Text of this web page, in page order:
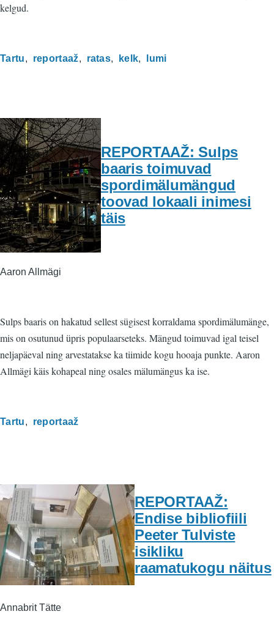
kelgud.
Tartu reportaaž ratas kelk lumi
REPORTAAŽ: Sulps
baaris toimuvad
spordimälumängud
toovad lokaali inimesi
täis
Aaron Allmägi
Sulps baaris on hakatud sellest sügisest korraldama spordimälumänge,
mis on osutunud üpris populaarseteks. Mängud toimuvad igal teisel
neljapäeval ning arvestatakse ka tiimide kogu hooaja punkte. Aaron
Allmägi käis kohapeal ning osales mälumängus ka ise.
Tartu reportaaž
REPORTAAŽ:
Endise bibliofiili
Peeter Tulviste
isikliku
raamatukogu näitus
Annabrit Tätte